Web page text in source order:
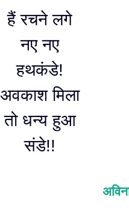
हैं रचने लगे
नए नए
हथकंडे!
अवकाश मिला
तो धन्य हुआ
संडे!!